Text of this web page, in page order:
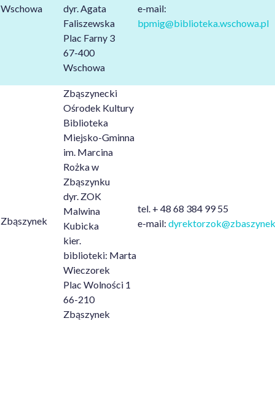
Wschowa
dyr. Agata
Faliszewska
Plac Farny 3
67-400
Wschowa
e-mail:
bpmig@biblioteka.wschowa.pl
Zbąszynek
Zbąszynecki
Ośrodek Kultury
Biblioteka
Miejsko-Gminna
im. Marcina
Rożka w
Zbąszynku
dyr. ZOK
Malwina
Kubicka
kier.
biblioteki: Marta
Wieczorek
Plac Wolności 1
66-210
Zbąszynek
tel. + 48 68 384 99 55
e-mail: